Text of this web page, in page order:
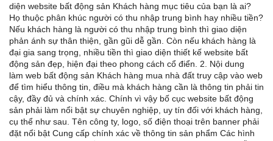
diện website bất động sản Khách hàng mục tiêu của bạn là ai?
Họ thuộc phân khúc người có thu nhập trung bình hay nhiều tiền?
Nếu khách hàng là người có thu nhập trung bình thì giao diện
phản ánh sự thân thiện, gần gũi dễ gần. Còn nếu khách hàng là
đại gia sang trọng, nhiều tiền thì giao diện thiết kế website bất
động sản đẹp, hiện đại theo phong cách cổ điển. 2. Nội dung
làm web bất động sản Khách hàng mua nhà đất truy cập vào web
để tìm hiểu thông tin, điều mà khách hàng cần là thông tin phải tin
cậy, đầy đủ và chính xác. Chính vì vậy bố cục website bất động
sản phải làm nổi bật sự chuyên nghiệp, uy tín đối với khách hàng,
cụ thể như sau. Tên công ty, logo, số điện thoại trên banner phải
đặt nổi bật Cung cấp chính xác về thông tin sản phẩm Các hình